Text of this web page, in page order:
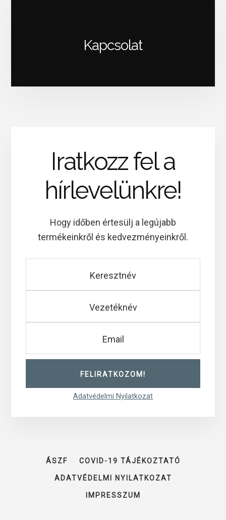
Kapcsolat
Iratkozz fel a
hírlevelünkre!
Hogy időben értesülj a legújabb
termékeinkről és kedvezményeinkről.
Adatvédelmi Nyilatkozat
ÁSZF COVID-19 TÁJÉKOZTATÓ
ADATVÉDELMI NYILATKOZAT
IMPRESSZUM